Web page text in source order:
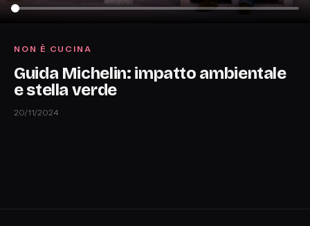
NON È CUCINA
Guida Michelin: impatto ambientale
e stella verde
20/11/2024